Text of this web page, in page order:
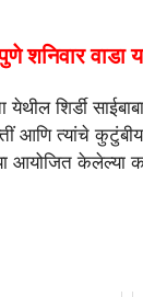
शनिवार वाडा
शिर्डी
आणि त्यांचे
आयोजित केलेल्या